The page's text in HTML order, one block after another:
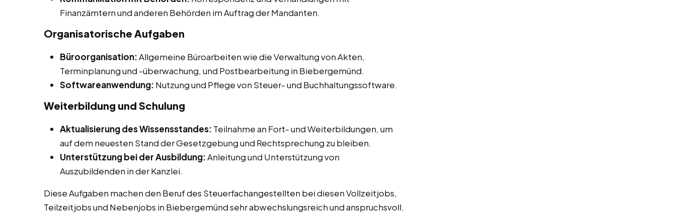
Finanzämtern und anderen Behörden im Auftrag der Mandanten.
Organisatorische Aufgaben
Büroorganisation:Allgemeine Büroarbeiten wie die Verwaltung von Akten,
Terminplanung und -überwachung, und Postbearbeitung in Biebergemünd.
Softwareanwendung: Nutzung und Pflege von Steuer- und Buchhaltungssoftware.
Weiterbildung und Schulung
Aktualisierung des Wissensstandes: Teilnahme an Fort- und Weiterbildungen, um
auf dem neuesten Stand der Gesetzgebung und Rechtsprechung zu bleiben.
Unterstützung bei der Ausbildung:Anleitung und Unterstützung von
Auszubildenden in der Kanzlei.
Diese Aufgaben machen den Beruf des Steuerfachangestellten bei diesen Vollzeitjobs,
Teilzeitjobs und Nebenjobs in Biebergemünd sehr abwechslungsreich und anspruchsvoll.